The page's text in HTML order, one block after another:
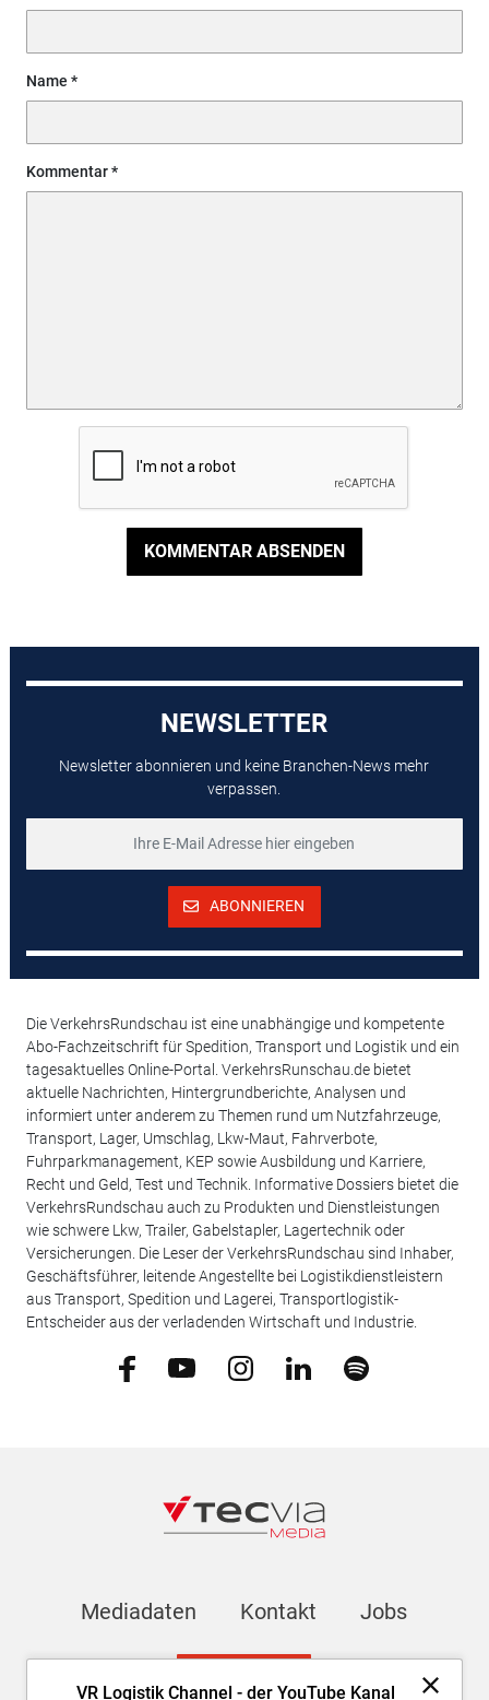
Name
Kommentar
KOMMENTAR ABSENDEN
VR Logistik Channel - der YouTube Kanal
NEWSLETTER
Newsletter abonnieren und keine Branchen-News mehr
verpassen.
ABONNIEREN
Die VerkehrsRundschau ist eine unabhängige und kompetente
Abo-Fachzeitschrift für Spedition, Transport und Logistik und ein
tagesaktuelles Online-Portal. VerkehrsRunschau.de bietet
aktuelle Nachrichten, Hintergrundberichte, Analysen und
informiert unter anderem zu Themen rund um Nutzfahrzeuge,
Transport, Lager, Umschlag, Lkw-Maut, Fahrverbote,
Fuhrparkmanagement, KEP sowie Ausbildung und Karriere,
Recht und Geld, Test und Technik. Informative Dossiers bietet die
VerkehrsRundschau auch zu Produkten und Dienstleistungen
wie schwere Lkw, Trailer, Gabelstapler, Lagertechnik oder
Versicherungen. Die Leser der VerkehrsRundschau sind Inhaber,
Geschäftsführer, leitende Angestellte bei Logistikdienstleistern
aus Transport, Spedition und Lagerei, Transportlogistik-
Entscheider aus der verladenden Wirtschaft und Industrie.
Mediadaten Kontakt Jobs